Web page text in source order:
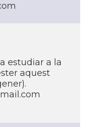
estudiar a la
aquest